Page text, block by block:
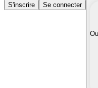
Acheter des
Achetez les
Convertissez vos
S'inscrire Se connecter